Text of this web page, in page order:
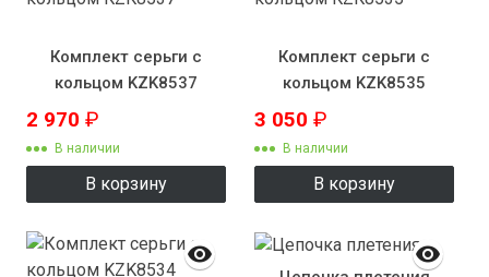
Комплект серьги с
кольцом KZK8537
2 970 ₽
В наличии
В корзину
Комплект серьги с
кольцом KZK8535
3 050 ₽
В наличии
В корзину